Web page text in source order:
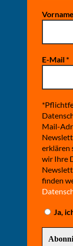
Vorname
E-Mail*
Mail-
erklären
wir Ihre
finden
Ja,